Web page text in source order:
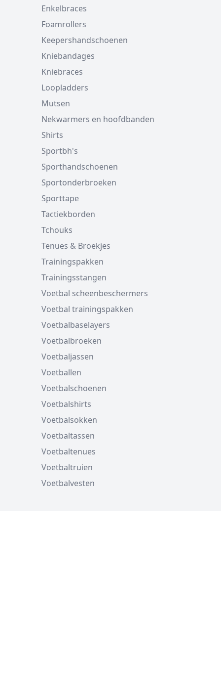
Enkelbraces
Foamrollers
Keepershandschoenen
Kniebandages
Kniebraces
Loopladders
Mutsen
Nekwarmers en hoofdbanden
Shirts
Sportbh's
Sporthandschoenen
Sportonderbroeken
Sporttape
Tactiekborden
Tchouks
Tenues & Broekjes
Trainingspakken
Trainingsstangen
Voetbal scheenbeschermers
Voetbal trainingspakken
Voetbalbaselayers
Voetbalbroeken
Voetbaljassen
Voetballen
Voetbalschoenen
Voetbalshirts
Voetbalsokken
Voetbaltassen
Voetbaltenues
Voetbaltruien
Voetbalvesten